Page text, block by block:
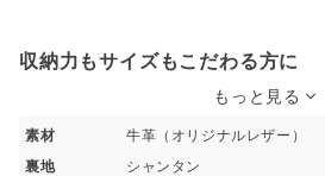
収納力もサイズもこだわる方に
もっと見る
素材
牛革（オリジナルレザー）
裏地
シャンタン